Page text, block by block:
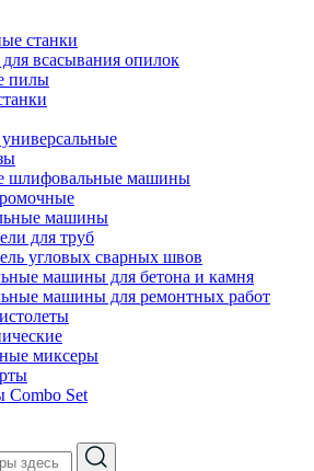
станки
всасывания опилок
пилы
шлифовальные машины
машины
для труб
угловых сварных швов
машины для бетона и камня
машины для ремонтных работ
миксеры
Combo Set